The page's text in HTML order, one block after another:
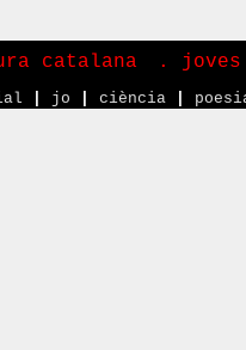
catalana .
jo ciència